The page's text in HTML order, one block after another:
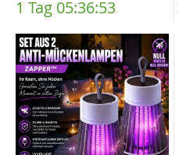
1 Tag 05:36:52